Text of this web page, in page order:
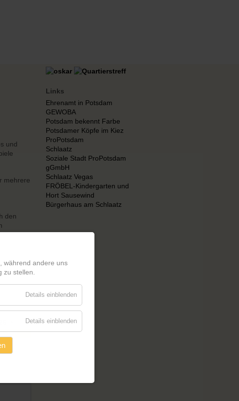
und
mehrere
den
Links
Ehrenamt in Potsdam
GEWOBA
Potsdam bekennt Farbe
Potsdamer Köpfe im Kiez
ProPotsdam
Schlaatz
Soziale Stadt ProPotsdam
gGmbH
Schlaatz Vegas
FRÖBEL-Kindergarten und
Hort Sausewind
Bürgerhaus am Schlaatz
während andere uns
stellen.
Details einblenden
Details einblenden